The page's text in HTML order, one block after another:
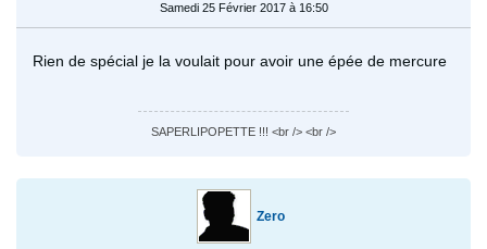
Samedi 25 Février 2017 à 16:50
Rien de spécial je la voulait pour avoir une épée de mercure
SAPERLIPOPETTE !!! <br /> <br />
Zero